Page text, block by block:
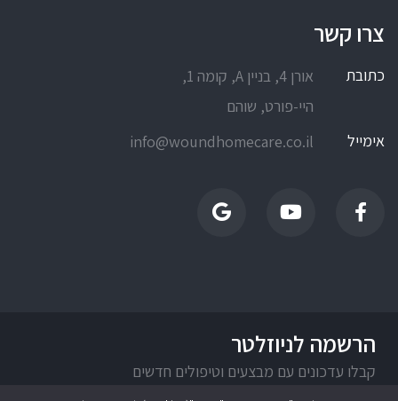
צרו קשר
כתובת
אורן 4, בניין A, קומה 1,
היי-פורט, שוהם
אימייל
info@woundhomecare.co.il
הרשמה לניוזלטר
קבלו עדכונים עם מבצעים וטיפולים חדשים